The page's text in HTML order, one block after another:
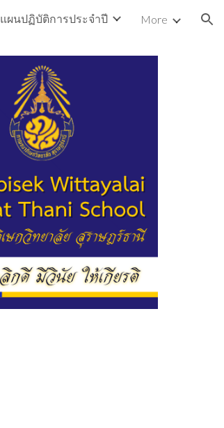
แผนปฏิบัติการประจำปี More